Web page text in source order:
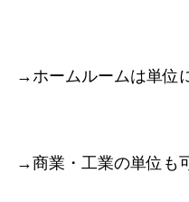
→ホームルームは単位
→商業・工業の単位も